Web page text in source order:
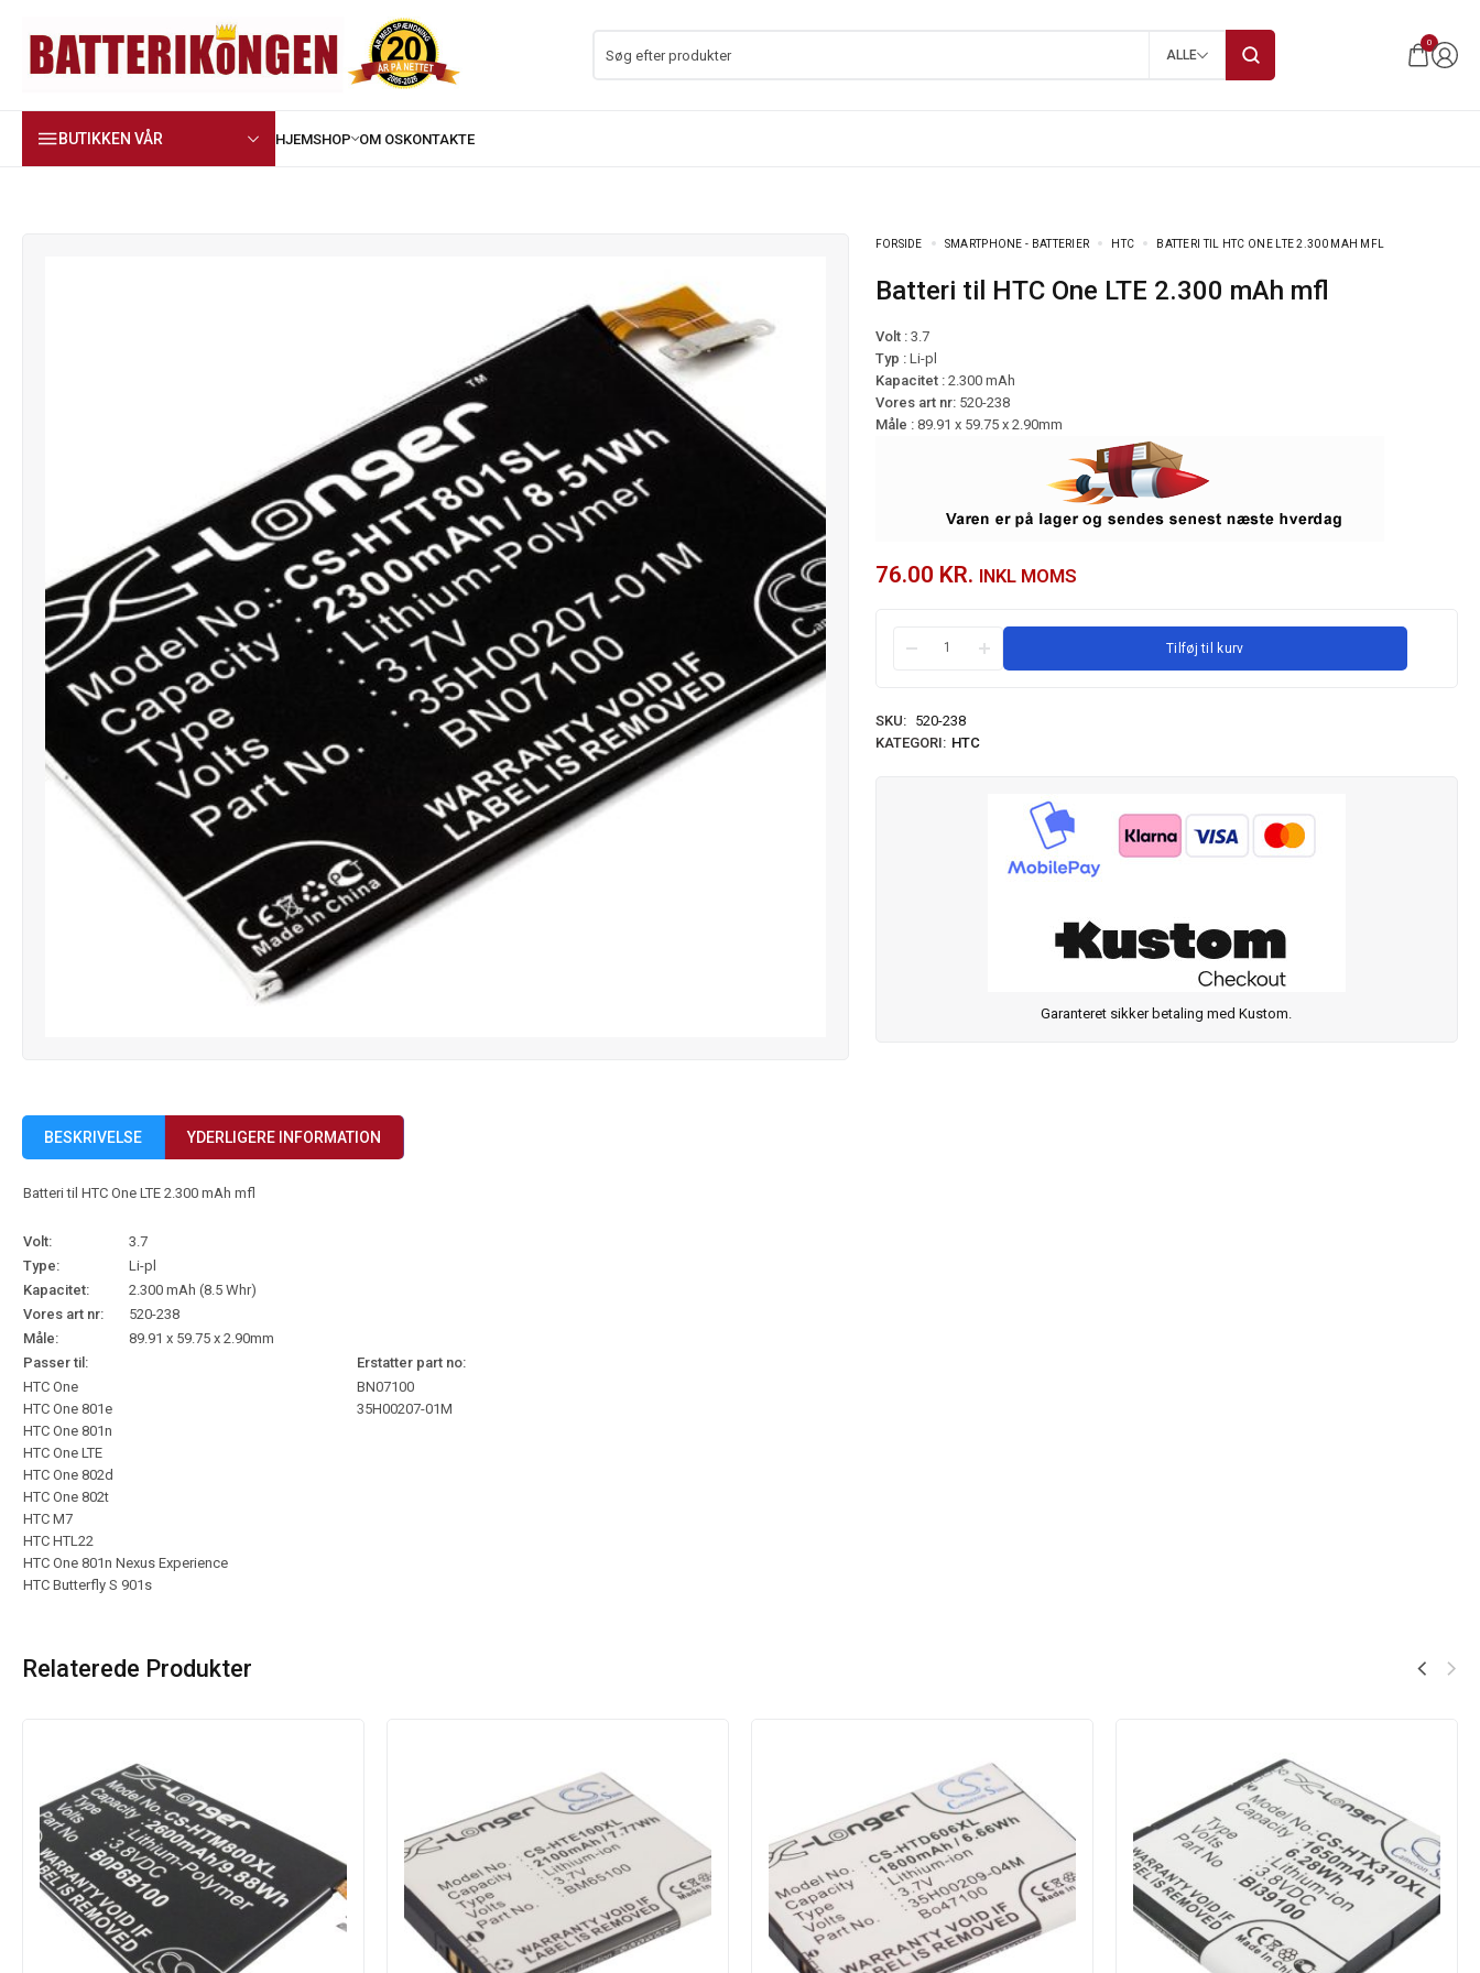
ALLE
0
BUTIKKEN VÅR
FORSIDE SMARTPHONE - BATTERIER HTC BATTERI TIL HTC ONE LTE 2.300 MAH MFL
Batteri til HTC One LTE 2.300 mAh mfl
Volt :3.7
Typ : Li-pl
Kapacitet : 2.300 mAh
Vores art nr: 520-238
Måle : 89.91 x 59.75 x 2.90mm
76.00 KR. INKL MOMS
Tilføj til kurv
SKU:
520-238
KATEGORI: HTC
Garanteret sikker betaling med Kustom.
BESKRIVELSE YDERLIGERE INFORMATION
Batteri til HTC One LTE 2.300 mAh mfl
Volt:
3.7
Type:
Li-pl
Kapacitet:
2.300 mAh (8.5 Whr)
Vores art nr:
520-238
Måle:
89.91 x 59.75 x 2.90mm
Passer til:
Erstatter part no:
HTC One
HTC One 801e
HTC One 801n
HTC One LTE
HTC One 802d
HTC One 802t
HTC M7
HTC HTL22
HTC One 801n Nexus Experience
HTC Butterfly S 901s
BN07100
35H00207-01M
Relaterede Produkter